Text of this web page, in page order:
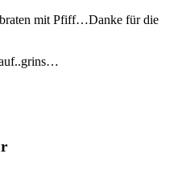
mit Pfiff…Danke für die